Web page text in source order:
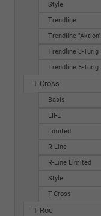
Style
Trendline
Trendline "Aktion"
Trendline 3-Türig
Trendline 5-Türig
T-Cross
Basis
LIFE
Limited
R-Line
R-Line Limited
Style
T-Cross
T-Roc